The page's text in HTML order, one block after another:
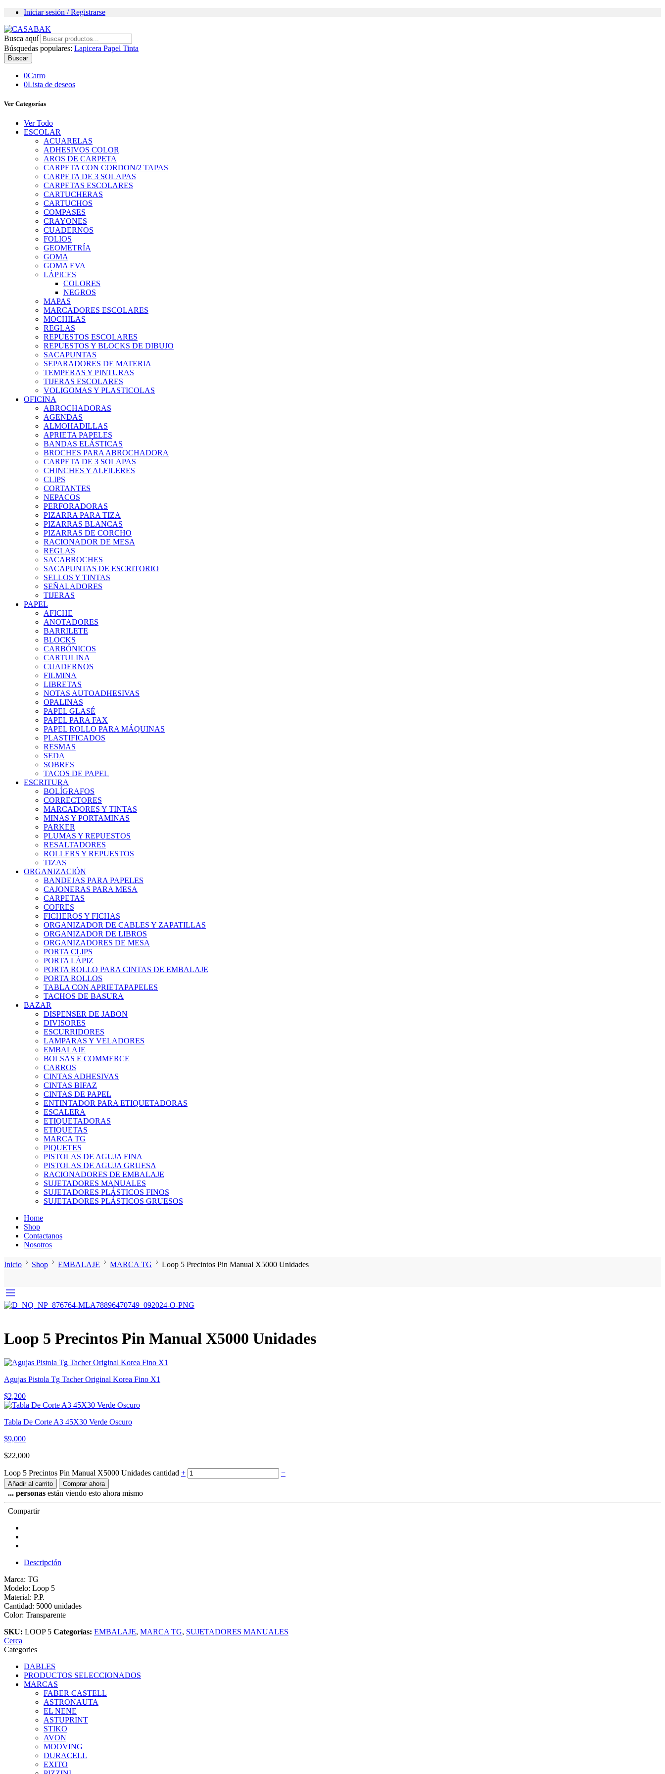
Iniciar sesión / Registrarse
Busca aquí
Búsquedas populares: Lapicera Papel Tinta
Buscar
0Carro
0Lista de deseos
Ver Categorías
Ver Todo
ESCOLAR
ACUARELAS
ADHESIVOS COLOR
AROS DE CARPETA
CARPETA CON CORDON/2 TAPAS
CARPETA DE 3 SOLAPAS
CARPETAS ESCOLARES
CARTUCHERAS
CARTUCHOS
COMPASES
CRAYONES
CUADERNOS
FOLIOS
GEOMETRÍA
GOMA
GOMA EVA
LÁPICES
COLORES
NEGROS
MAPAS
MARCADORES ESCOLARES
MOCHILAS
REGLAS
REPUESTOS ESCOLARES
REPUESTOS Y BLOCKS DE DIBUJO
SACAPUNTAS
SEPARADORES DE MATERIA
TEMPERAS Y PINTURAS
TIJERAS ESCOLARES
VOLIGOMAS Y PLASTICOLAS
OFICINA
ABROCHADORAS
AGENDAS
ALMOHADILLAS
APRIETA PAPELES
BANDAS ELÁSTICAS
BROCHES PARA ABROCHADORA
CARPETA DE 3 SOLAPAS
CHINCHES Y ALFILERES
CLIPS
CORTANTES
NEPACOS
PERFORADORAS
PIZARRA PARA TIZA
PIZARRAS BLANCAS
PIZARRAS DE CORCHO
RACIONADOR DE MESA
REGLAS
SACABROCHES
SACAPUNTAS DE ESCRITORIO
SELLOS Y TINTAS
SEÑALADORES
TIJERAS
PAPEL
AFICHE
ANOTADORES
BARRILETE
BLOCKS
CARBÓNICOS
CARTULINA
CUADERNOS
FILMINA
LIBRETAS
NOTAS AUTOADHESIVAS
OPALINAS
PAPEL GLASÉ
PAPEL PARA FAX
PAPEL ROLLO PARA MÁQUINAS
PLASTIFICADOS
RESMAS
SEDA
SOBRES
TACOS DE PAPEL
ESCRITURA
BOLÍGRAFOS
CORRECTORES
MARCADORES Y TINTAS
MINAS Y PORTAMINAS
PARKER
PLUMAS Y REPUESTOS
RESALTADORES
ROLLERS Y REPUESTOS
TIZAS
ORGANIZACIÓN
BANDEJAS PARA PAPELES
CAJONERAS PARA MESA
CARPETAS
COFRES
FICHEROS Y FICHAS
ORGANIZADOR DE CABLES Y ZAPATILLAS
ORGANIZADOR DE LIBROS
ORGANIZADORES DE MESA
PORTA CLIPS
PORTA LÁPIZ
PORTA ROLLO PARA CINTAS DE EMBALAJE
PORTA ROLLOS
TABLA CON APRIETAPAPELES
TACHOS DE BASURA
BAZAR
DISPENSER DE JABON
DIVISORES
ESCURRIDORES
LAMPARAS Y VELADORES
EMBALAJE
BOLSAS E COMMERCE
CARROS
CINTAS ADHESIVAS
CINTAS BIFAZ
CINTAS DE PAPEL
ENTINTADOR PARA ETIQUETADORAS
ESCALERA
ETIQUETADORAS
ETIQUETAS
MARCA TG
PIQUETES
PISTOLAS DE AGUJA FINA
PISTOLAS DE AGUJA GRUESA
RACIONADORES DE EMBALAJE
SUJETADORES MANUALES
SUJETADORES PLÁSTICOS FINOS
SUJETADORES PLÁSTICOS GRUESOS
Home
Shop
Contactanos
Nosotros
Inicio Shop EMBALAJE MARCA TG Loop 5 Precintos Pin Manual X5000 Unidades
Loop 5 Precintos Pin Manual X5000 Unidades
Agujas Pistola Tg Tacher Original Korea Fino X1
$2,200
Tabla De Corte A3 45X30 Verde Oscuro
$9,000
$22,000
Loop 5 Precintos Pin Manual X5000 Unidades cantidad + −
Añadir al carrito Comprar ahora
... personas están viendo esto ahora mismo
Compartir
Descripción
Marca: TG
Modelo: Loop 5
Material: P.P.
Cantidad: 5000 unidades
Color: Transparente
SKU: LOOP 5 Categorías: EMBALAJE, MARCA TG, SUJETADORES MANUALES
Cerca
Categories
DABLES
PRODUCTOS SELECCIONADOS
MARCAS
FABER CASTELL
ASTRONAUTA
EL NENE
ASTUPRINT
STIKO
AVON
MOOVING
DURACELL
EXITO